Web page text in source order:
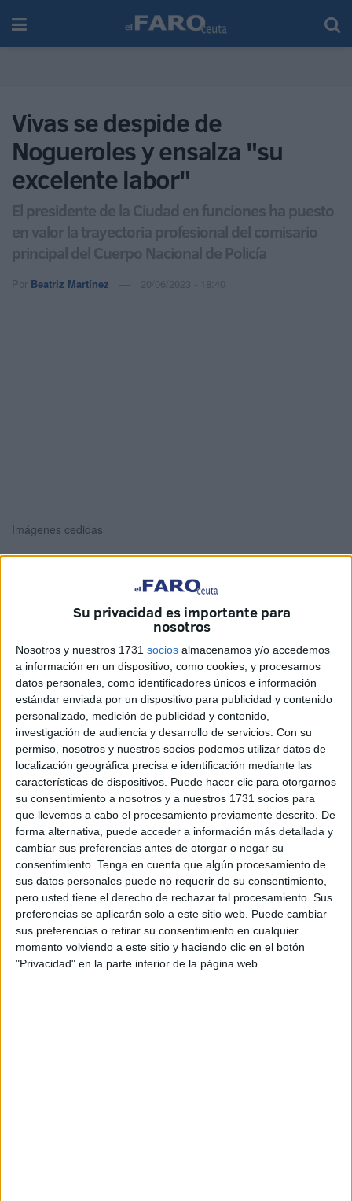
Su privacidad es importante para
nosotros
Nosotros y nuestros 1731 socios almacenamos y/o accedemos
a información en un dispositivo, como cookies, y procesamos
datos personales, como identificadores únicos e información
estándar enviada por un dispositivo para publicidad y contenido
personalizado, medición de publicidad y contenido,
investigación de audiencia y desarrollo de servicios. Con su
permiso, nosotros y nuestros socios podemos utilizar datos de
localización geográfica precisa e identificación mediante las
características de dispositivos. Puede hacer clic para otorgarnos
su consentimiento a nosotros y a nuestros 1731 socios para
que llevemos a cabo el procesamiento previamente descrito. De
forma alternativa, puede acceder a información más detallada y
cambiar sus preferencias antes de otorgar o negar su
consentimiento. Tenga en cuenta que algún procesamiento de
sus datos personales puede no requerir de su consentimiento,
pero usted tiene el derecho de rechazar tal procesamiento. Sus
preferencias se aplicarán solo a este sitio web. Puede cambiar
sus preferencias o retirar su consentimiento en cualquier
momento volviendo a este sitio y haciendo clic en el botón
"Privacidad" en la parte inferior de la página web.
Vivas se despide de
Nogueroles y ensalza "su
excelente labor"
El presidente de la Ciudad en funciones ha puesto
en valor la trayectoria profesional del comisario
principal del Cuerpo Nacional de Policía
Por Beatriz Martínez 20/06/2023 - 18:40
Imágenes cedidas
El presidente de la Ciudad Autónoma de Ceuta en
, ha recibido este martes en la
Alcaldía Noble al comisario principal delCuerpo Nacional
de Policía, Javier Nogueroles. Esto con motivo de su
despedida como jefe superior, tras su nombramiento como
jefe de la División de Formación y Perfeccionamiento de
dicho Cuerpo.
Durante este encuentro, Vivas ha estado acompañado por
el consejero concompetencias en Gobernación, Alberto
Gaitán.
Este momento ha sido aprovechado por el presidente de la
Ciudad en funciones el para poner en valor, no solo la
relevancia de su trayectoria profesional, sino también su
“excelente labor desempeñada en Ceuta”, recordando que
Nogueroles se incorporará a su nuevo destino en próximas
fechas.